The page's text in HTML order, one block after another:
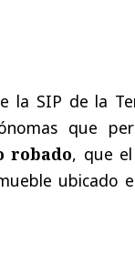
la SIP de la
que
robado, que
ubicado